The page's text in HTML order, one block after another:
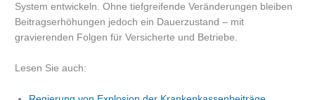
System entwickeln. Ohne tiefgreifende Veränderungen bleiben
Beitragserhöhungen jedoch ein Dauerzustand – mit
gravierenden Folgen für Versicherte und Betriebe.
Lesen Sie auch: